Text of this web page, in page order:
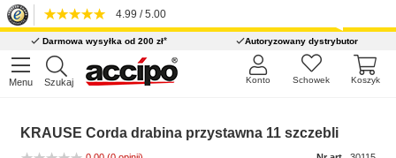
4.99 / 5.00
Darmowa wysyłka od 200 zł* Autoryzowany dystrybutor
Menu Szukaj Koszyk
Schowek
Konto
KRAUSE Corda drabina przystawna 11 szczebli